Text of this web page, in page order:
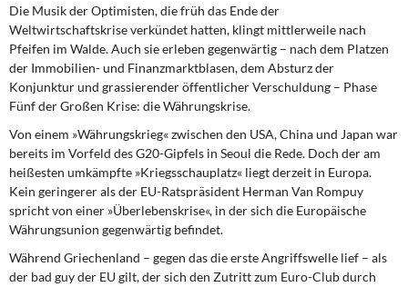
Wirtschaftspolitik
Steuer- und Finanzpolitik
Öffentliche Infrastruktur und Daseinsvorsorge
Eurokrise und Griechenland
DIE LINKE
Weitere Themen
Memo-Gruppe
Die Musik der Optimisten, die früh das Ende der
Weltwirtschaftskrise verkündet hatten, klingt mittlerweile nach
Pfeifen im Walde. Auch sie erleben gegenwärtig – nach dem Platzen
der Immobilien- und Finanzmarktblasen, dem Absturz der
Konjunktur und grassierender öffentlicher Verschuldung – Phase
Fünf der Großen Krise: die Währungskrise.
Von einem »Währungskrieg«zwischen den USA, China und Japan war
bereits im Vorfeld des G20-Gipfels in Seoul die Rede. Doch der am
heißesten umkämpfte »Kriegsschauplatz« liegt derzeit in Europa.
Kein geringerer als der EU-Ratspräsident Herman Van Rompuy
spricht von einer »Überlebenskrise«, in der sich die Europäische
Währungsunion gegenwärtig befindet.
Während Griechenland – gegen das die erste Angriffswelle lief – als
der bad guy der EU gilt, der sich den Zutritt zum Euro-Club durch